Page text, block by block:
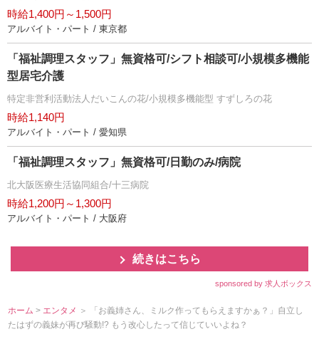
時給1,400円～1,500円
アルバイト・パート / 東京都
「福祉調理スタッフ」無資格可/シフト相談可/小規模多機能
型居宅介護
特定非営利活動法人だいこんの花/小規模多機能型 すずしろの花
時給1,140円
アルバイト・パート / 愛知県
「福祉調理スタッフ」無資格可/日勤のみ/病院
北大阪医療生活協同組合/十三病院
時給1,200円～1,300円
アルバイト・パート / 大阪府
続きはこちら
sponsored by 求人ボックス
ホーム > エンタメ ＞ 「お義姉さん、ミルク作ってもらえますかぁ？」自立し
たはずの義妹が再び騒動!? もう改心したって信じていいよね？